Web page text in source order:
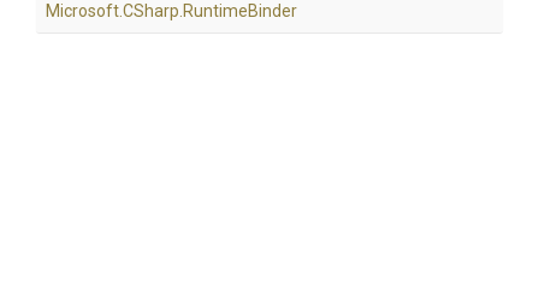
Microsoft.CSharp .RuntimeBinder